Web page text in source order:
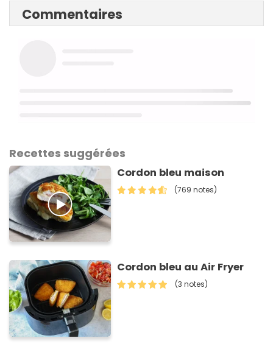
Commentaires
Recettes suggérées
Cordon bleu maison
(769 notes)
Cordon bleu au Air Fryer
(3 notes)